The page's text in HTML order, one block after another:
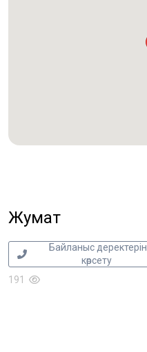
Жумат
Байланыс деректерін
көрсету
191